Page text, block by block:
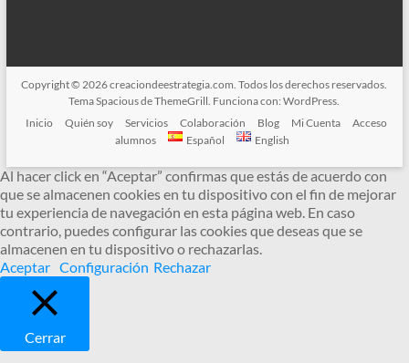
Copyright © 2026creaciondeestrategia.com. Todos los derechos reservados.
TemaSpaciousde ThemeGrill. Funciona con:WordPress.
Inicio
Quién soy Servicios Colaboración Blog Mi Cuenta
Acceso
alumnos
Español English
Al hacer click en “Aceptar” confirmas que estás de acuerdo con
que se almacenen cookies en tu dispositivo con el fin de mejorar
tu experiencia de navegación en esta página web. En caso
contrario, puedes configurar las cookies que deseas que se
almacenen en tu dispositivo o rechazarlas.
Aceptar Configuración Rechazar
Cerrar